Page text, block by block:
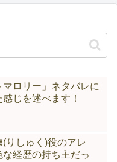
マロリー」ネタバレに
じを述べます！
りしゅく)役のアレ
な経歴の持ち主だっ